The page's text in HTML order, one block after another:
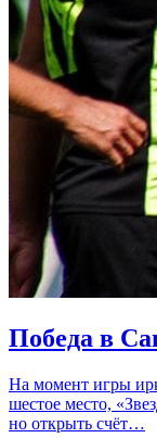
Победа в
На момент игры
шестое место,
но открыть счёт…